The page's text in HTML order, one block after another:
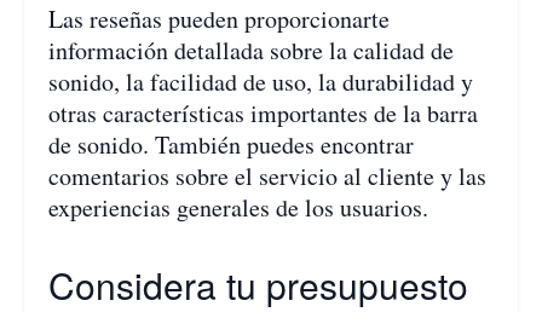
Las reseñas pueden proporcionarte
información detallada sobre la calidad de
sonido, la facilidad de uso, la durabilidad y
otras características importantes de la barra
de sonido. También puedes encontrar
comentarios sobre el servicio al cliente y las
experiencias generales de los usuarios.
Considera tu presupuesto